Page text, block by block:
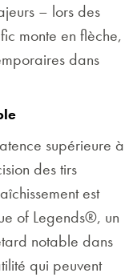
– lors des
monte en flèche,
dans
supérieure à
des tirs
est
of Legends®, un
notable dans
qui peuvent